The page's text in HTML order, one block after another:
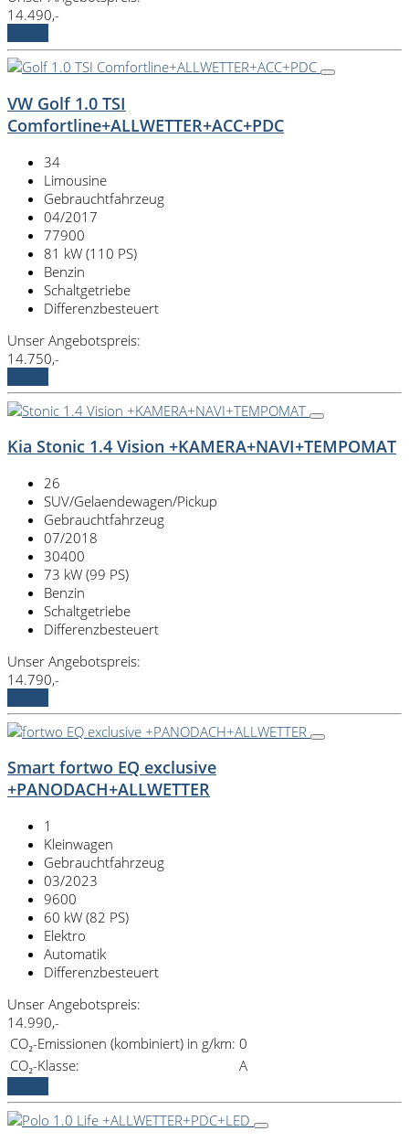
14.490,-
VW Golf 1.0 TSI
Comfortline+ALLWETTER+ACC+PDC
34
Limousine
Gebrauchtfahrzeug
04/2017
77900
81 kW (110 PS)
Benzin
Schaltgetriebe
Differenzbesteuert
Unser Angebotspreis:
14.750,-
Kia Stonic 1.4 Vision +KAMERA+NAVI+TEMPOMAT
26
SUV/Gelaendewagen/Pickup
Gebrauchtfahrzeug
07/2018
30400
73 kW (99 PS)
Benzin
Schaltgetriebe
Differenzbesteuert
Unser Angebotspreis:
14.790,-
Smart fortwo EQ exclusive
+PANODACH+ALLWETTER
1
Kleinwagen
Gebrauchtfahrzeug
03/2023
9600
60 kW (82 PS)
Elektro
Automatik
Differenzbesteuert
Unser Angebotspreis:
14.990,-
CO₂-Emissionen (kombiniert) in g/km: 0
CO₂-Klasse:
A